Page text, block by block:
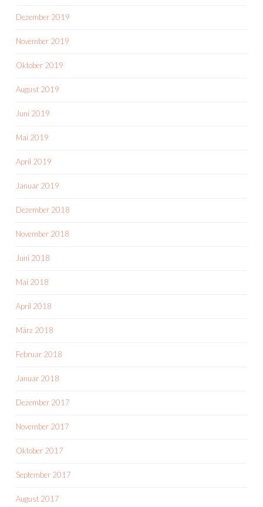
Dezember 2019
November 2019
Oktober 2019
August 2019
Juni 2019
Mai 2019
April 2019
Januar 2019
Dezember 2018
November 2018
Juni 2018
Mai 2018
April 2018
März 2018
Februar 2018
Januar 2018
Dezember 2017
November 2017
Oktober 2017
September 2017
August 2017